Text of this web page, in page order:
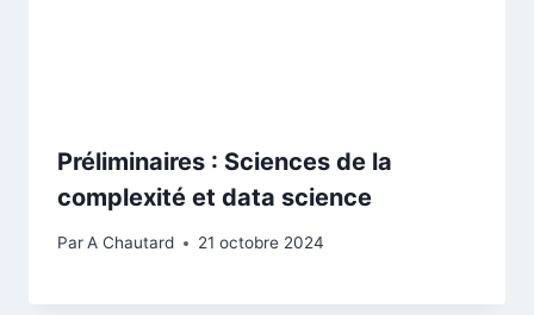
Préliminaires : Sciences de la
complexité et data science
ParA Chautard 21 octobre 2024